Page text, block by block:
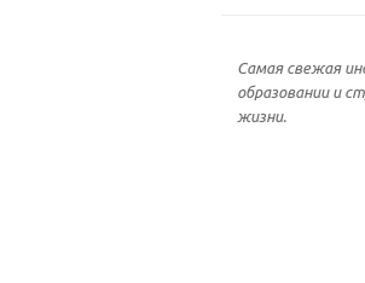
Самая свежая
образовании и
жизни.